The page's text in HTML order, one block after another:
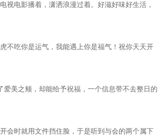
视电影播着，潇洒浪漫过着。好滋好味好生活，
不吃你是运气，我能遇上你是福气！祝你天天开
美之颊，却能给予祝福，一个信息带不去整日的
会时就用文件挡住脸，于是听到与会的两个属下